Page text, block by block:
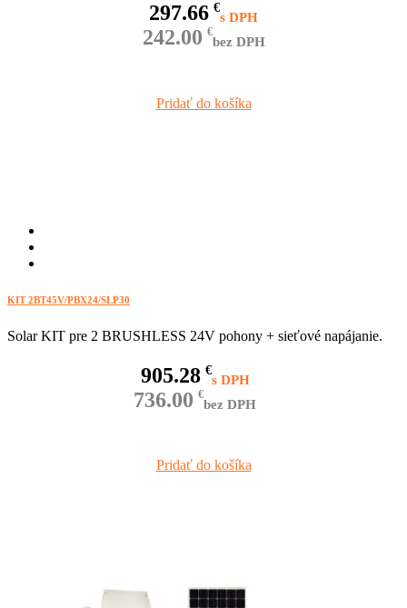
€
297.66
€
242.00 bez DPH
Pridať do košíka
KIT 2BT45V/PBX24/SLP30
Solar KIT pre 2 BRUSHLESS 24V pohony + sieťové napájanie.
€
905.28
€
736.00 bez DPH
Pridať do košíka